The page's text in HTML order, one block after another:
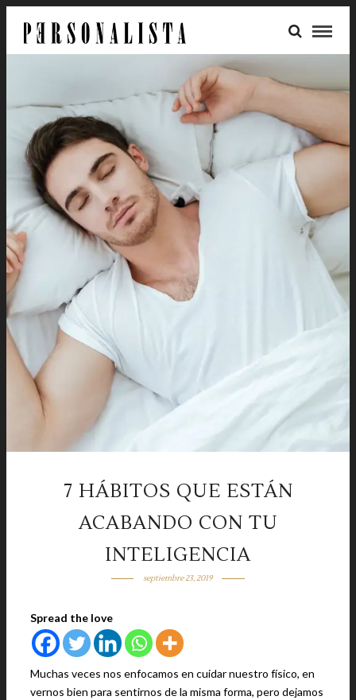
7 HÁBITOS QUE ESTÁN
ACABANDO CON TU
INTELIGENCIA
septiembre 23, 2019
Spread the love
Muchas veces nos enfocamos en cuidar nuestro físico, en
vernos bien para sentirnos de la misma forma, pero dejamos